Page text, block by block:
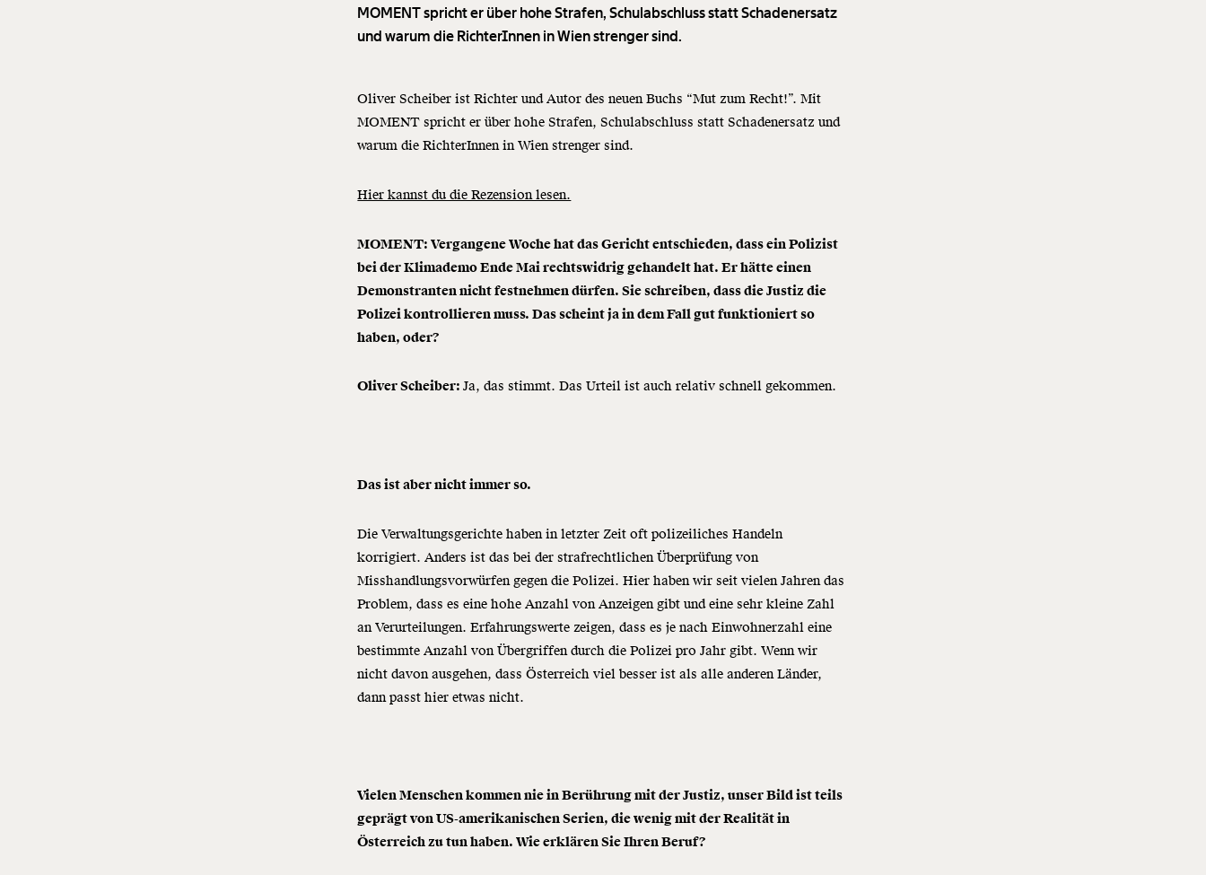
MOMENT spricht er über hohe Strafen, Schulabschluss statt Schadenersatz
und warum die RichterInnen in Wien strenger sind.
Oliver Scheiber ist Richter und Autor des neuen Buchs “Mut zum Recht!”. Mit
MOMENT spricht er über hohe Strafen, Schulabschluss statt Schadenersatz und
warum die RichterInnen in Wien strenger sind.
Hier kannst du die Rezension lesen.
MOMENT: Vergangene Woche hat das Gericht entschieden, dass ein Polizist
bei der Klimademo Ende Mai rechtswidrig gehandelt hat. Er hätte einen
Demonstranten nicht festnehmen dürfen. Sie schreiben, dass die Justiz die
Polizei kontrollieren muss. Das scheint ja in dem Fall gut funktioniert so
haben, oder?
Oliver Scheiber:Ja, das stimmt. Das Urteil ist auch relativ schnell gekommen.
Das ist aber nicht immer so.
Die Verwaltungsgerichte haben in letzter Zeit oft polizeiliches Handeln
korrigiert. Anders ist das bei der strafrechtlichen Überprüfung von
Misshandlungsvorwürfen gegen die Polizei. Hier haben wir seit vielen Jahren das
Problem, dass es eine hohe Anzahl von Anzeigen gibt und eine sehr kleine Zahl
an Verurteilungen. Erfahrungswerte zeigen, dass es je nach Einwohnerzahl eine
bestimmte Anzahl von Übergriffen durch die Polizei pro Jahr gibt. Wenn wir
nicht davon ausgehen, dass Österreich viel besser ist als alle anderen Länder,
dann passt hier etwas nicht.
Vielen Menschen kommen nie in Berührung mit der Justiz, unser Bild ist teils
geprägt von US-amerikanischen Serien, die wenig mit der Realität in
Österreich zu tun haben. Wie erklären Sie Ihren Beruf?